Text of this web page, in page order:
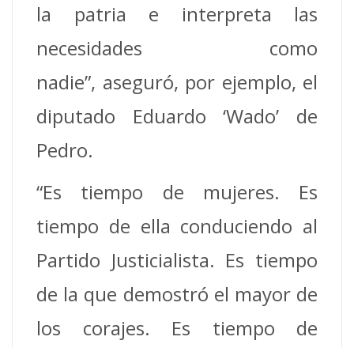
la patria e interpreta las
necesidades como
nadie”, aseguró, por ejemplo, el
diputado Eduardo ‘Wado’ de
Pedro.
“Es tiempo de mujeres. Es
tiempo de ella conduciendo al
Partido Justicialista. Es tiempo
de la que demostró el mayor de
los corajes. Es tiempo de